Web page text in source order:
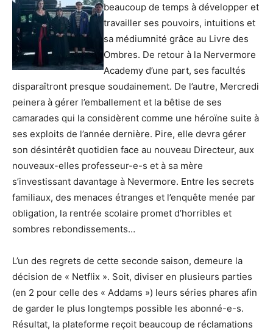
beaucoup de temps à développer et
travailler ses pouvoirs, intuitions et
sa médiumnité grâce au Livre des
Ombres. De retour à la Nervermore
Academy d’une part, ses facultés
disparaîtront presque soudainement. De l’autre, Mercredi
peinera à gérer l’emballement et la bêtise de ses
camarades qui la considèrent comme une héroïne suite à
ses exploits de l’année dernière. Pire, elle devra gérer
son désintérêt quotidien face au nouveau Directeur, aux
nouveaux-elles professeur-e-s et à sa mère
s’investissant davantage à Nevermore. Entre les secrets
familiaux, des menaces étranges et l’enquête menée par
obligation, la rentrée scolaire promet d’horribles et
sombres rebondissements…
L’un des regrets de cette seconde saison, demeure la
décision de « Netflix ». Soit, diviser en plusieurs parties
(en 2 pour celle des « Addams ») leurs séries phares afin
de garder le plus longtemps possible les abonné-e-s.
Résultat, la plateforme reçoit beaucoup de réclamations